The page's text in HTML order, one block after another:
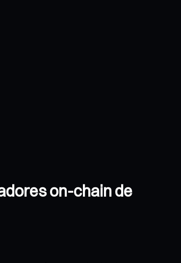
on-chain de